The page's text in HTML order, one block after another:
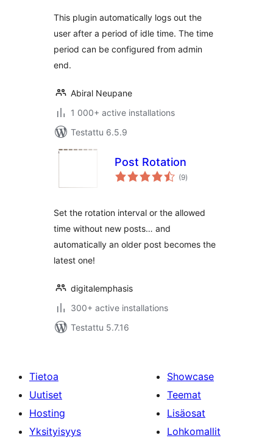
This plugin automatically logs out the
user after a period of idle time. The time
period can be configured from admin
end.
Abiral Neupane
1 000+ active installations
Testattu 6.5.9
Post Rotation
(9arvosanat
yhteensä
)
Set the rotation interval or the allowed
time without new posts… and
automatically an older post becomes the
latest one!
digitalemphasis
300+ active installations
Testattu 5.7.16
Tietoa
Uutiset
Hosting
Yksityisyys
Showcase
Teemat
Lisäosat
Lohkomallit